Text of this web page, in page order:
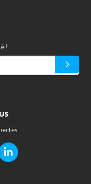
!
de Handi-it
Twitter de Handi-it